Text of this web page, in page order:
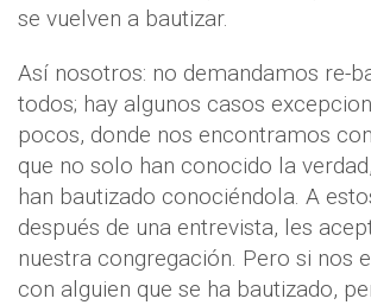
se vuelven a bautizar.
Así nosotros: no demandamos re-
todos; hay algunos casos
pocos, donde nos encontramos
que no solo han conocido la
han bautizado conociéndola. A
después de una entrevista, les
nuestra congregación. Pero si nos
con alguien que se ha bautizado,